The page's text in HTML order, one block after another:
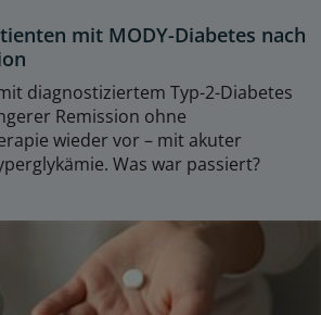
mit MODY-Diabetes nach
diagnostiziertem Typ-2-Diabetes
Remission ohne
wieder vor – mit akuter
Was war passiert?